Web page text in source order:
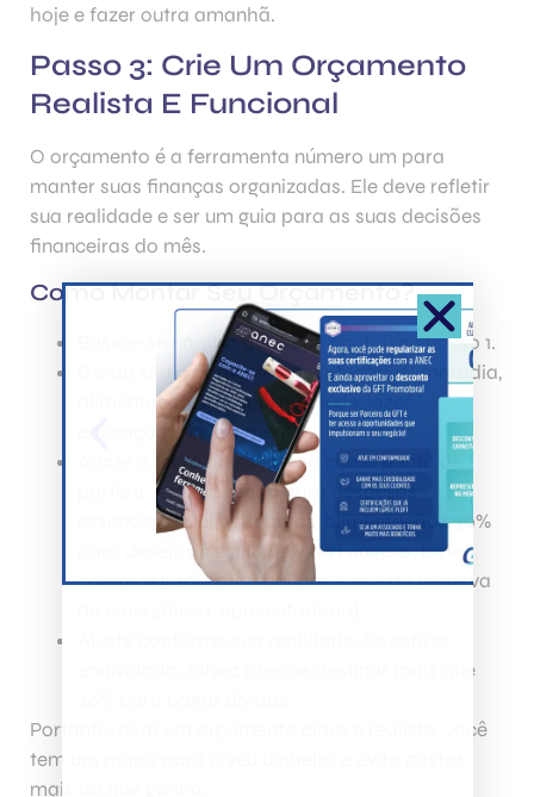
hoje e fazer outra amanhã.
Passo 3: Crie Um Orçamento
Realista E Funcional
O orçamento é a ferramenta número um para
manter suas finanças organizadas. Ele deve refletir
sua realidade e ser um guia para as suas decisões
financeiras do mês.
Como Montar Seu Orçamento?
Baseie-se naquilo que você anotou no passo 1.
Divida seu orçamento em categorias: moradia,
alimentação, transporte, saúde, lazer,
educação e investimentos.
Adote a regra do 50-30-20 como ponto de
partida: 50% da renda para despesas
essenciais (aluguel, contas, alimentação); 30%
para desejos e estilo de vida (viagens, lazer,
compras); 20% para poupar e investir (reserva
endividado, talvez precise destinar mais que
Portanto, com um orçamento claro e realista, você
tem um mapa para o seu dinheiro e evita gastar
mais do que ganha.